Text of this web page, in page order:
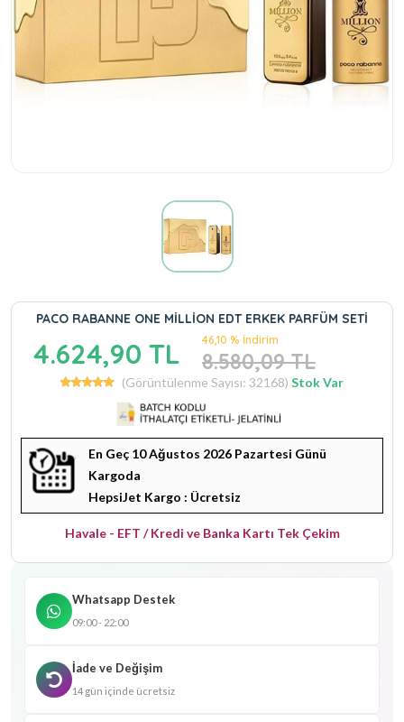
PACO RABANNE ONE MİLLİON EDT ERKEK PARFÜM SETİ
4.624,90 TL 46,10 % İndirim
8.580,09 TL
(Görüntülenme Sayısı: 32168) Stok Var
En Geç 10 Ağustos 2026 Pazartesi Günü
Kargoda
HepsiJet Kargo : Ücretsiz
Havale - EFT / Kredi ve Banka Kartı Tek Çekim
Whatsapp Destek
09:00 - 22:00
İade ve Değişim
14 gün içinde ücretsiz